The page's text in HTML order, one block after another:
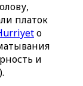
платок
о
и